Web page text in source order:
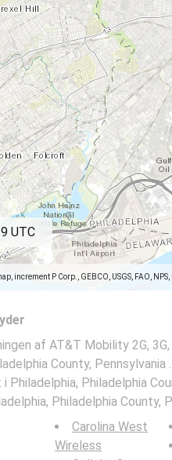
increment P Corp., GEBCO, USGS, FAO,
UTC
af AT&T Mobility 2G, 3G,
County, Pennsylvania
Philadelphia
Philadelphia County,
Carolina West
Wireless